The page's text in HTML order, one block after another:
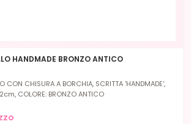
HANDMADE BRONZO ANTICO
CON CHISURA A BORCHIA, SCRITTA 'HANDMADE',
COLORE: BRONZO ANTICO